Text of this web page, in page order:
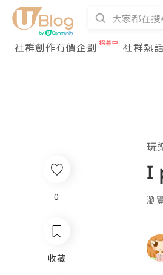
社群創作有價企劃 社群熱話
玩
I
瀏
0
收藏